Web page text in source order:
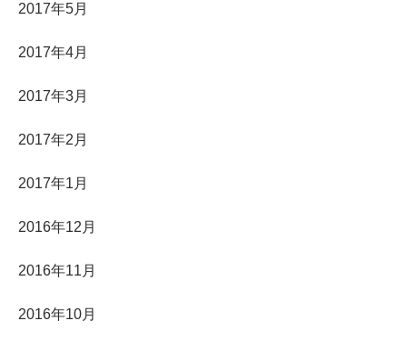
2017年5月
2017年4月
2017年3月
2017年2月
2017年1月
2016年12月
2016年11月
2016年10月